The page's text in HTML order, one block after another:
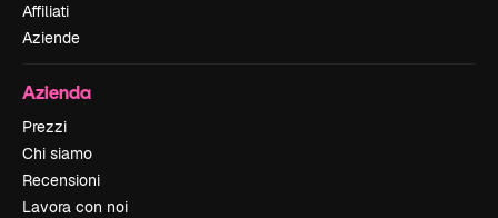
Affiliati
Aziende
Azienda
Prezzi
Chi siamo
Recensioni
Lavora con noi